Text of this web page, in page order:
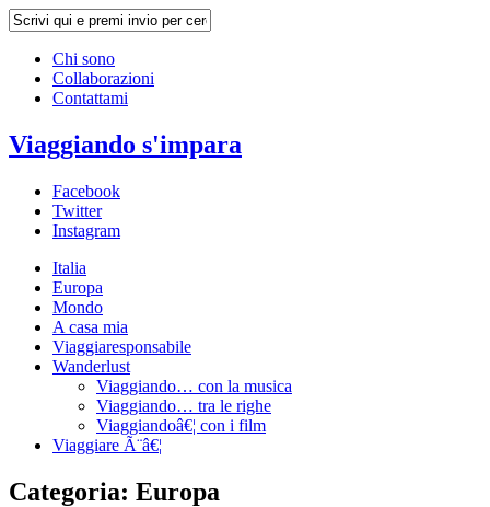
Chi sono
Collaborazioni
Contattami
Viaggiando s'impara
Facebook
Twitter
Instagram
Italia
Europa
Mondo
A casa mia
Viaggiaresponsabile
Wanderlust
Viaggiando… con la musica
Viaggiando… tra le righe
Viaggiandoâ€¦ con i film
Viaggiare Ã¨â€¦
Categoria: Europa